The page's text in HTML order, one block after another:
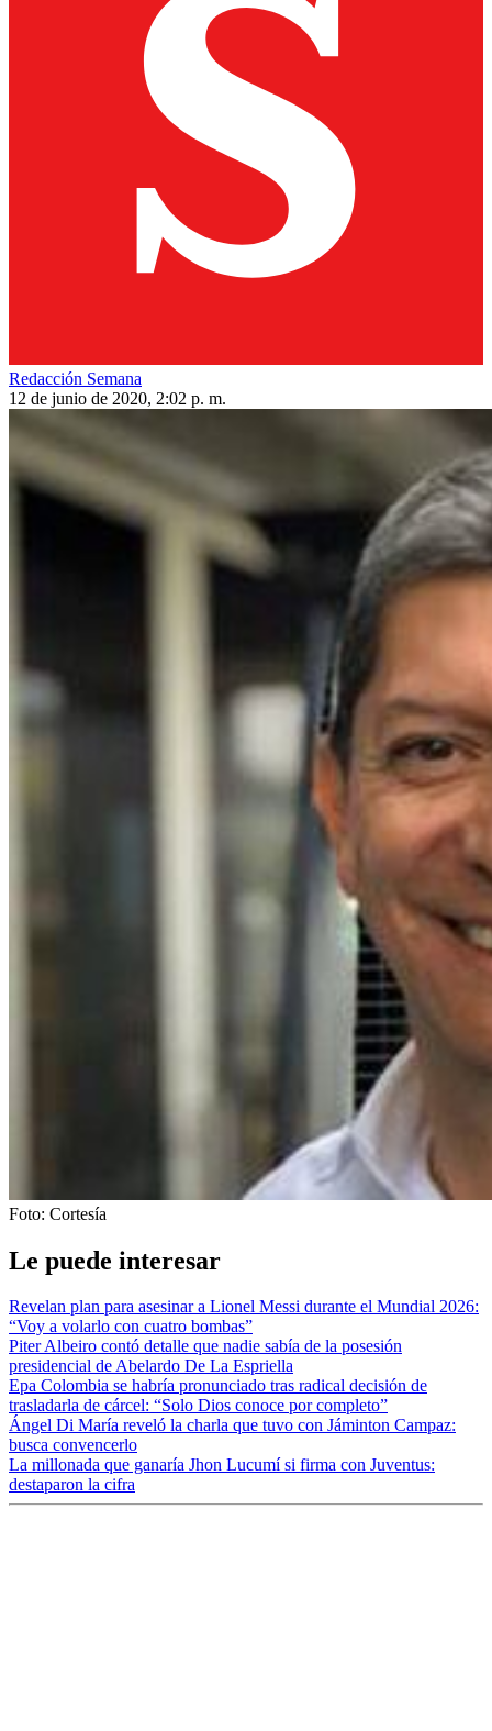
Redacción Semana
12 de junio de 2020, 2:02 p. m.
Foto: Cortesía
Le puede interesar
Revelan plan para asesinar a Lionel Messi durante el Mundial 2026:
“Voy a volarlo con cuatro bombas”
Piter Albeiro contó detalle que nadie sabía de la posesión
presidencial de Abelardo De La Espriella
Epa Colombia se habría pronunciado tras radical decisión de
trasladarla de cárcel: “Solo Dios conoce por completo”
Ángel Di María reveló la charla que tuvo con Jáminton Campaz:
busca convencerlo
La millonada que ganaría Jhon Lucumí si firma con Juventus:
destaparon la cifra